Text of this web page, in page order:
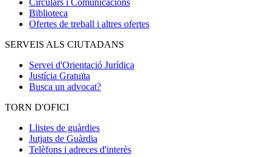
Biblioteca
Ofertes de treball i altres ofertes
SERVEIS ALS CIUTADANS
Servei d'Orientació Jurídica
Justícia Gratuïta
Busca un advocat?
TORN D'OFICI
Llistes de guàrdies
Jutjats de Guàrdia
Telèfons i adreces d'interès